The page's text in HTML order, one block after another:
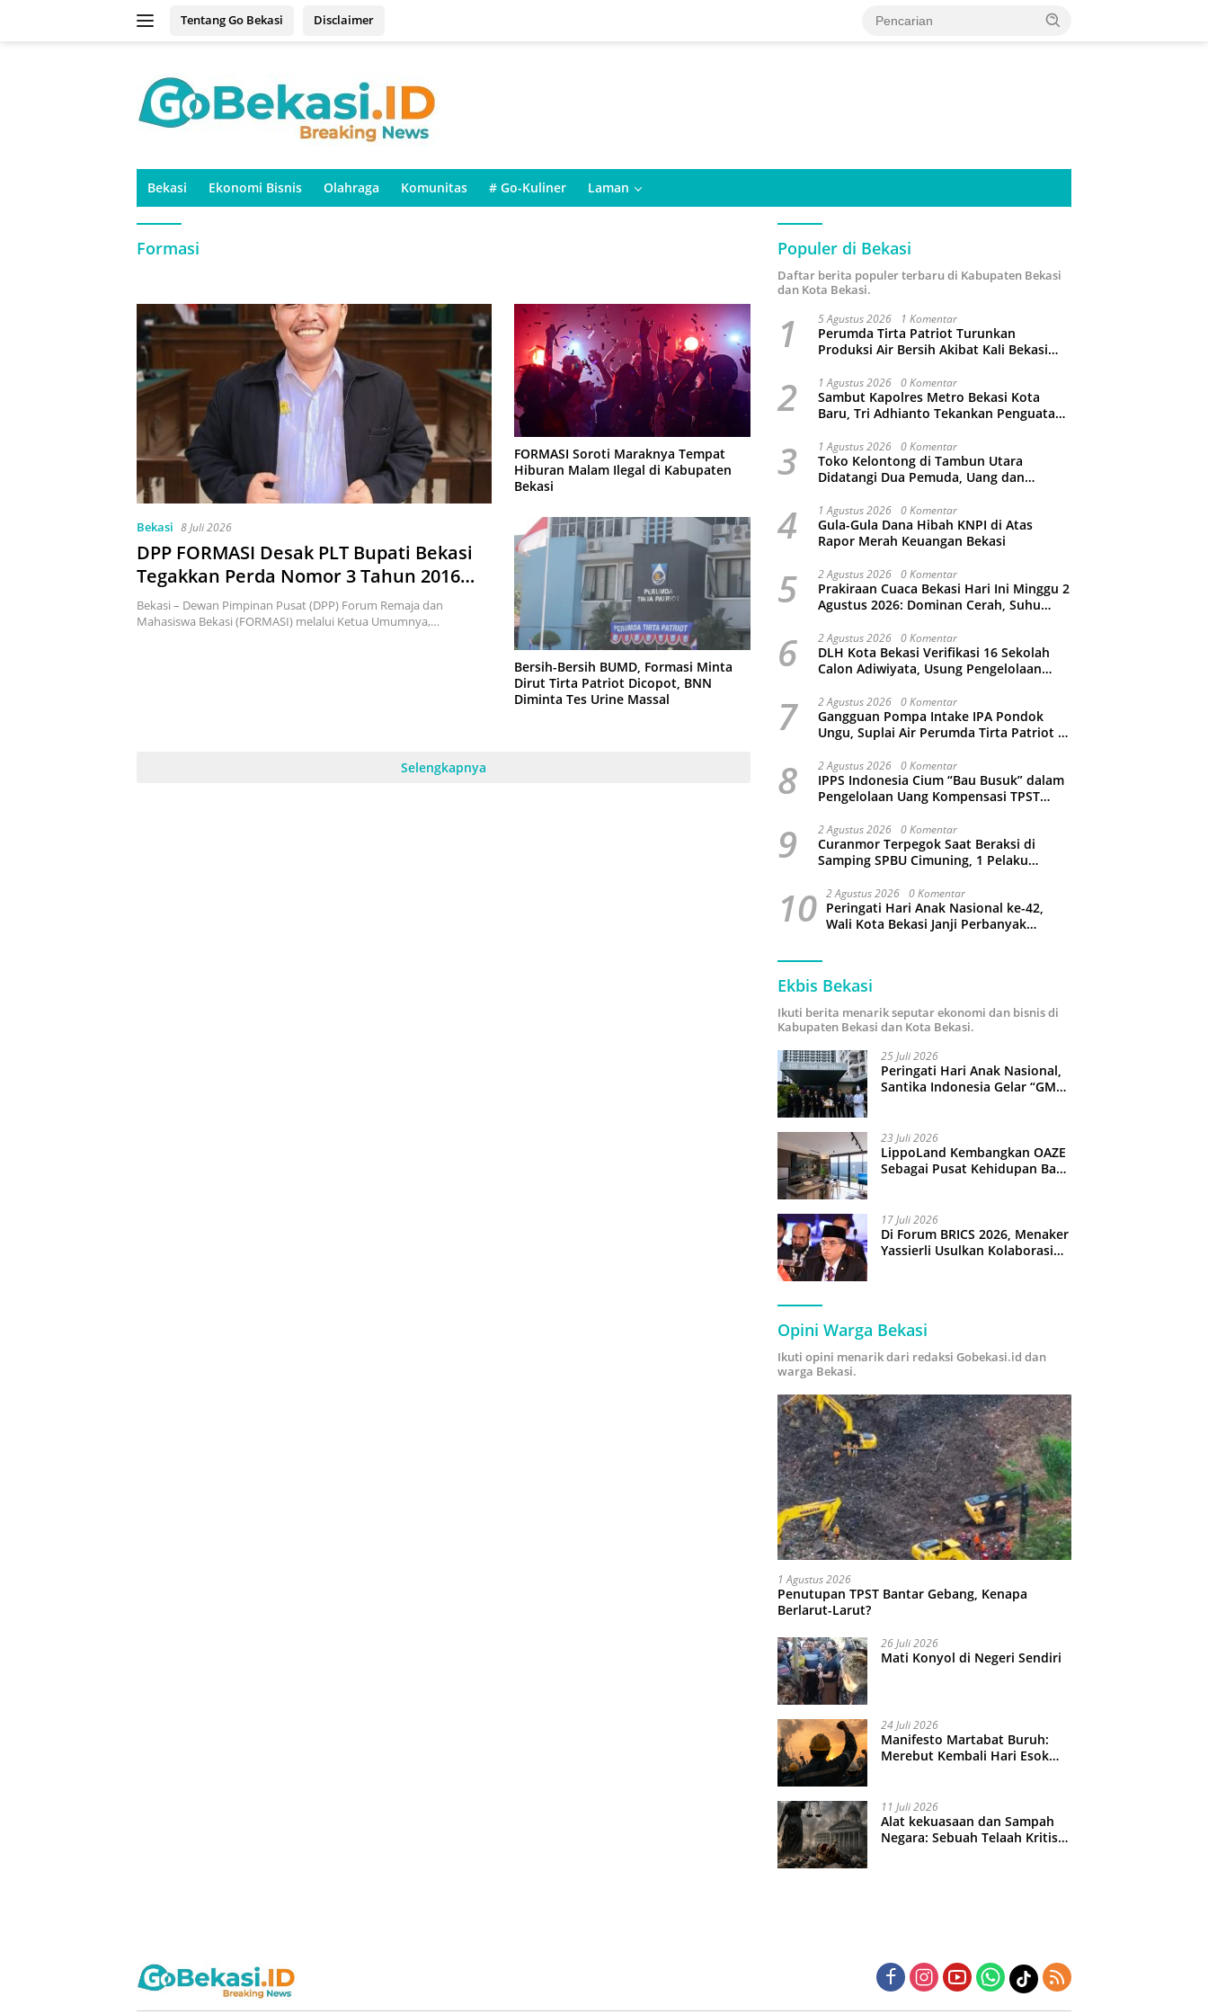
Tentang Go Bekasi Disclaimer
Bekasi Ekonomi Bisnis Olahraga Komunitas # Go-Kuliner Laman
Formasi
Bekasi 8 Juli 2026
DPP FORMASI Desak PLT Bupati Bekasi
Tegakkan Perda Nomor 3 Tahun 2016
dan Tutup THM yang Melanggar
Bekasi – Dewan Pimpinan Pusat (DPP) Forum Remaja dan
Mahasiswa Bekasi (FORMASI) melalui Ketua Umumnya,…
FORMASI Soroti Maraknya Tempat
Hiburan Malam Ilegal di Kabupaten
Bekasi
Bersih-Bersih BUMD, Formasi Minta
Dirut Tirta Patriot Dicopot, BNN
Diminta Tes Urine Massal
Selengkapnya
Populer di Bekasi
Daftar berita populer terbaru di Kabupaten Bekasi
dan Kota Bekasi.
1 5 Agustus 2026 1 Komentar
Perumda Tirta Patriot Turunkan
Produksi Air Bersih Akibat Kali Bekasi
2 1 Agustus 2026 0 Komentar
Sambut Kapolres Metro Bekasi Kota
Baru, Tri Adhianto Tekankan Penguatan
3 1 Agustus 2026 0 Komentar
Toko Kelontong di Tambun Utara
Didatangi Dua Pemuda, Uang dan
4 1 Agustus 2026 0 Komentar
Gula-Gula Dana Hibah KNPI di Atas
Rapor Merah Keuangan Bekasi
5 2 Agustus 2026 0 Komentar
Prakiraan Cuaca Bekasi Hari Ini Minggu 2
Agustus 2026: Dominan Cerah, Suhu
6 2 Agustus 2026 0 Komentar
DLH Kota Bekasi Verifikasi 16 Sekolah
Calon Adiwiyata, Usung Pengelolaan
7 2 Agustus 2026 0 Komentar
Gangguan Pompa Intake IPA Pondok
Ungu, Suplai Air Perumda Tirta Patriot di
8 2 Agustus 2026 0 Komentar
IPPS Indonesia Cium “Bau Busuk” dalam
Pengelolaan Uang Kompensasi TPST
9 2 Agustus 2026 0 Komentar
Curanmor Terpegok Saat Beraksi di
Samping SPBU Cimuning, 1 Pelaku
10 2 Agustus 2026 0 Komentar
Peringati Hari Anak Nasional ke-42,
Wali Kota Bekasi Janji Perbanyak
Ekbis Bekasi
Ikuti berita menarik seputar ekonomi dan bisnis di
Kabupaten Bekasi dan Kota Bekasi.
25 Juli 2026
Peringati Hari Anak Nasional,
Santika Indonesia Gelar “GM
23 Juli 2026
LippoLand Kembangkan OAZE
Sebagai Pusat Kehidupan Baru
17 Juli 2026
Di Forum BRICS 2026, Menaker
Yassierli Usulkan Kolaborasi
Opini Warga Bekasi
Ikuti opini menarik dari redaksi Gobekasi.id dan
warga Bekasi.
1 Agustus 2026
Penutupan TPST Bantar Gebang, Kenapa
Berlarut-Larut?
26 Juli 2026
Mati Konyol di Negeri Sendiri
24 Juli 2026
Manifesto Martabat Buruh:
Merebut Kembali Hari Esok
11 Juli 2026
Alat kekuasaan dan Sampah
Negara: Sebuah Telaah Kritis